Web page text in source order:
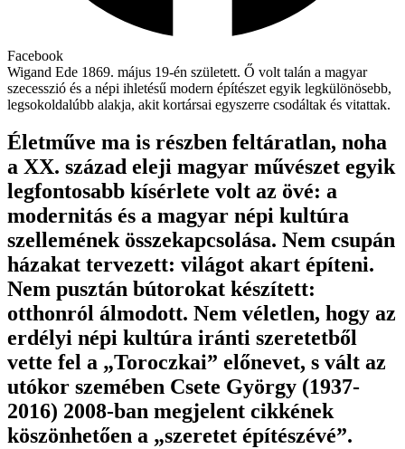
Facebook
Wigand Ede 1869. május 19-én született. Ő volt talán a magyar
szecesszió és a népi ihletésű modern építészet egyik legkülönösebb,
legsokoldalúbb alakja, akit kortársai egyszerre csodáltak és vitattak.
Életműve ma is részben feltáratlan, noha
a XX. század eleji magyar művészet egyik
legfontosabb kísérlete volt az övé: a
modernitás és a magyar népi kultúra
szellemének összekapcsolása. Nem csupán
házakat tervezett: világot akart építeni.
Nem pusztán bútorokat készített:
otthonról álmodott. Nem véletlen, hogy az
erdélyi népi kultúra iránti szeretetből
vette fel a „Toroczkai” előnevet, s vált az
utókor szemében Csete György (1937-
2016) 2008-ban megjelent cikkének
köszönhetően a „szeretet építészévé”.